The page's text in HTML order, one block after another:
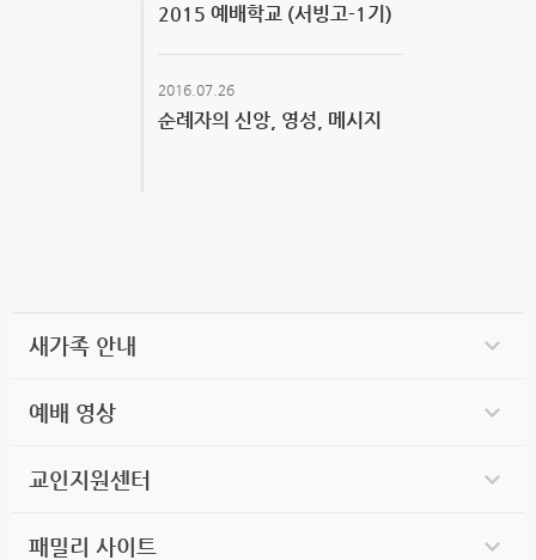
2015 예배학교 (서빙고-1기)
2016.07.26
순례자의 신앙, 영성, 메시지
새가족 안내
예배 영상
교인지원센터
패밀리 사이트